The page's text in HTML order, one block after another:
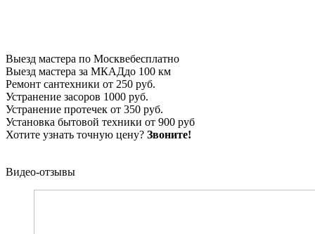
Выезд мастера по Москвебесплатно
Выезд мастера за МКАДдо 100 км
Ремонт сантехники от 250 руб.
Устранение засоров 1000 руб.
Устранение протечек от 350 руб.
Установка бытовой техники от 900 руб
Хотите узнать точную цену? Звоните!
Видео-отзывы